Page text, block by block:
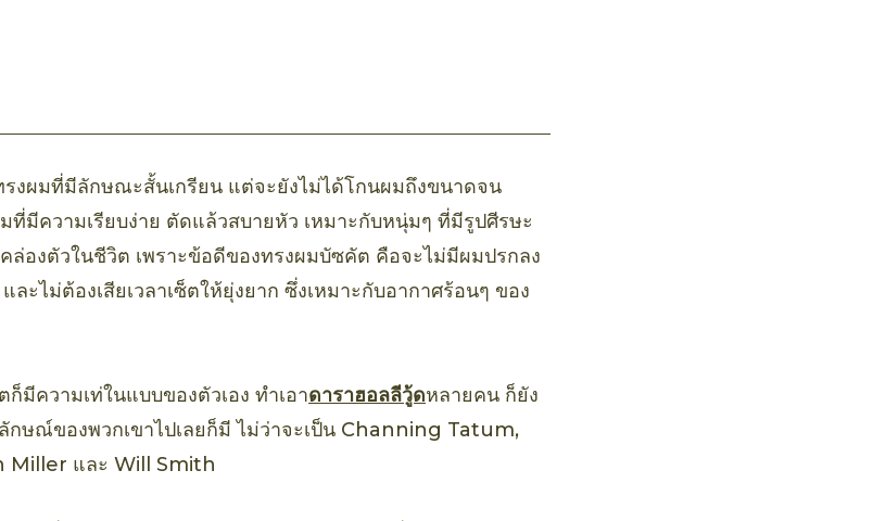
งผมที่มีลักษณะสั้นเกรียน แต่จะยังไม่ได้โกนผมถึงขนาดจน
ที่มีความเรียบง่าย ตัดแล้วสบายหัว เหมาะกับหนุ่มๆ ที่มีรูปศีรษะ
ล่องตัวในชีวิต เพราะข้อดีของทรงผมบัซคัต คือจะไม่มีผมปรกลง
ะไม่ต้องเสียเวลาเซ็ตให้ยุ่งยาก ซึ่งเหมาะกับอากาศร้อนๆ ของ
มีความเท่ในแบบของตัวเอง ทำเอาดาราฮอลลีวู้ดหลายคน ก็ยัง
ษณ์ของพวกเขาไปเลยก็มี ไม่ว่าจะเป็น Channing Tatum,
และ Will Smith